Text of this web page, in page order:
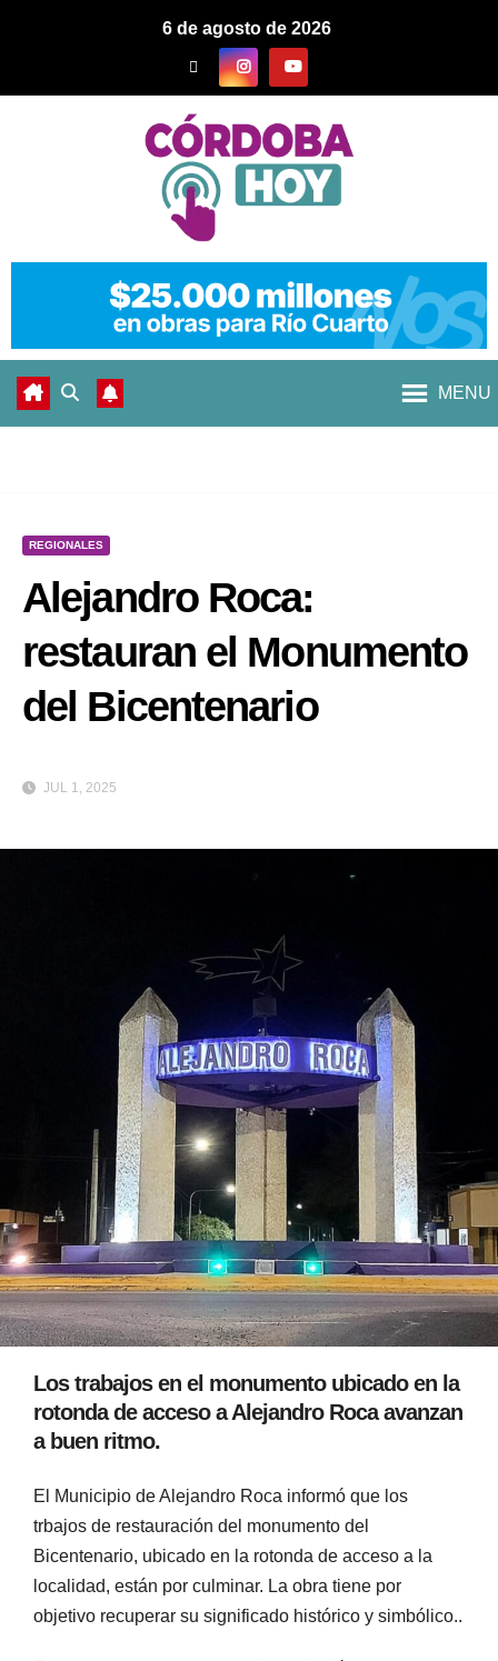
6 de agosto de 2026
MENU
REGIONALES
Alejandro Roca:
restauran el Monumento
del Bicentenario
JUL 1, 2025
Los trabajos en el monumento ubicado en la
rotonda de acceso a Alejandro Roca avanzan
a buen ritmo.
El Municipio de Alejandro Roca informó que los
trbajos de restauración del monumento del
Bicentenario, ubicado en la rotonda de acceso a la
localidad, están por culminar. La obra tiene por
objetivo recuperar su significado histórico y simbólico..